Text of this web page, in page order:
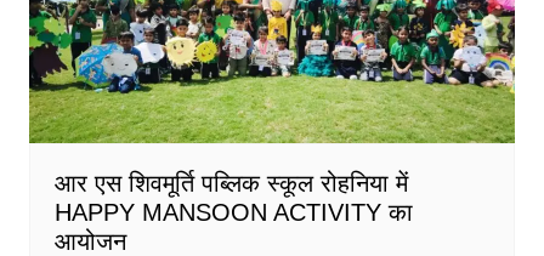
आर एस शिवमूर्ति पब्लिक स्कूल रोहनिया में
HAPPY MANSOON ACTIVITY का
आयोजन